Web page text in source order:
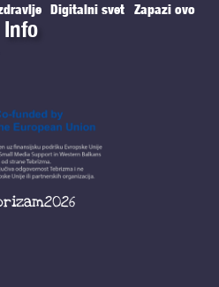
Digitalni svet Zapazi ovo
Info